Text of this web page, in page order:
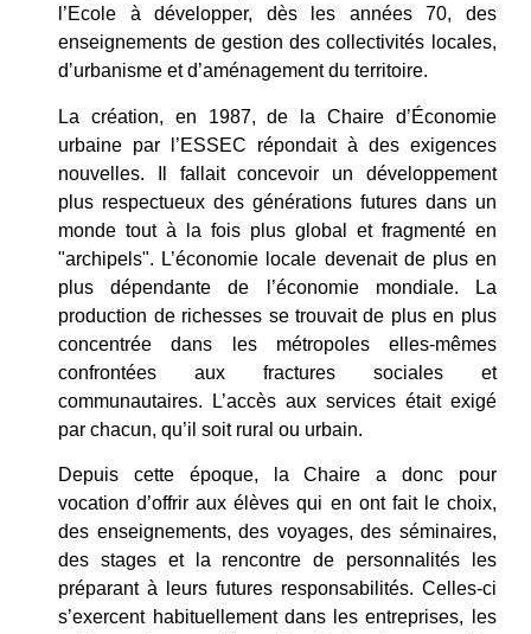
l’Ecole à développer, dès les années 70, des
enseignements de gestion des collectivités locales,
d’urbanisme et d’aménagement du territoire.
La création, en 1987, de la Chaire d’Économie
urbaine par l’ESSEC répondait à des exigences
nouvelles. Il fallait concevoir un développement
plus respectueux des générations futures dans un
monde tout à la fois plus global et fragmenté en
"archipels". L’économie locale devenait de plus en
plus dépendante de l’économie mondiale. La
production de richesses se trouvait de plus en plus
concentrée dans les métropoles elles-mêmes
confrontées aux fractures sociales et
communautaires. L’accès aux services était exigé
par chacun, qu’il soit rural ou urbain.
Depuis cette époque, la Chaire a donc pour
vocation d’offrir aux élèves qui en ont fait le choix,
des enseignements, des voyages, des séminaires,
des stages et la rencontre de personnalités les
préparant à leurs futures responsabilités. Celles-ci
s’exercent habituellement dans les entreprises, les